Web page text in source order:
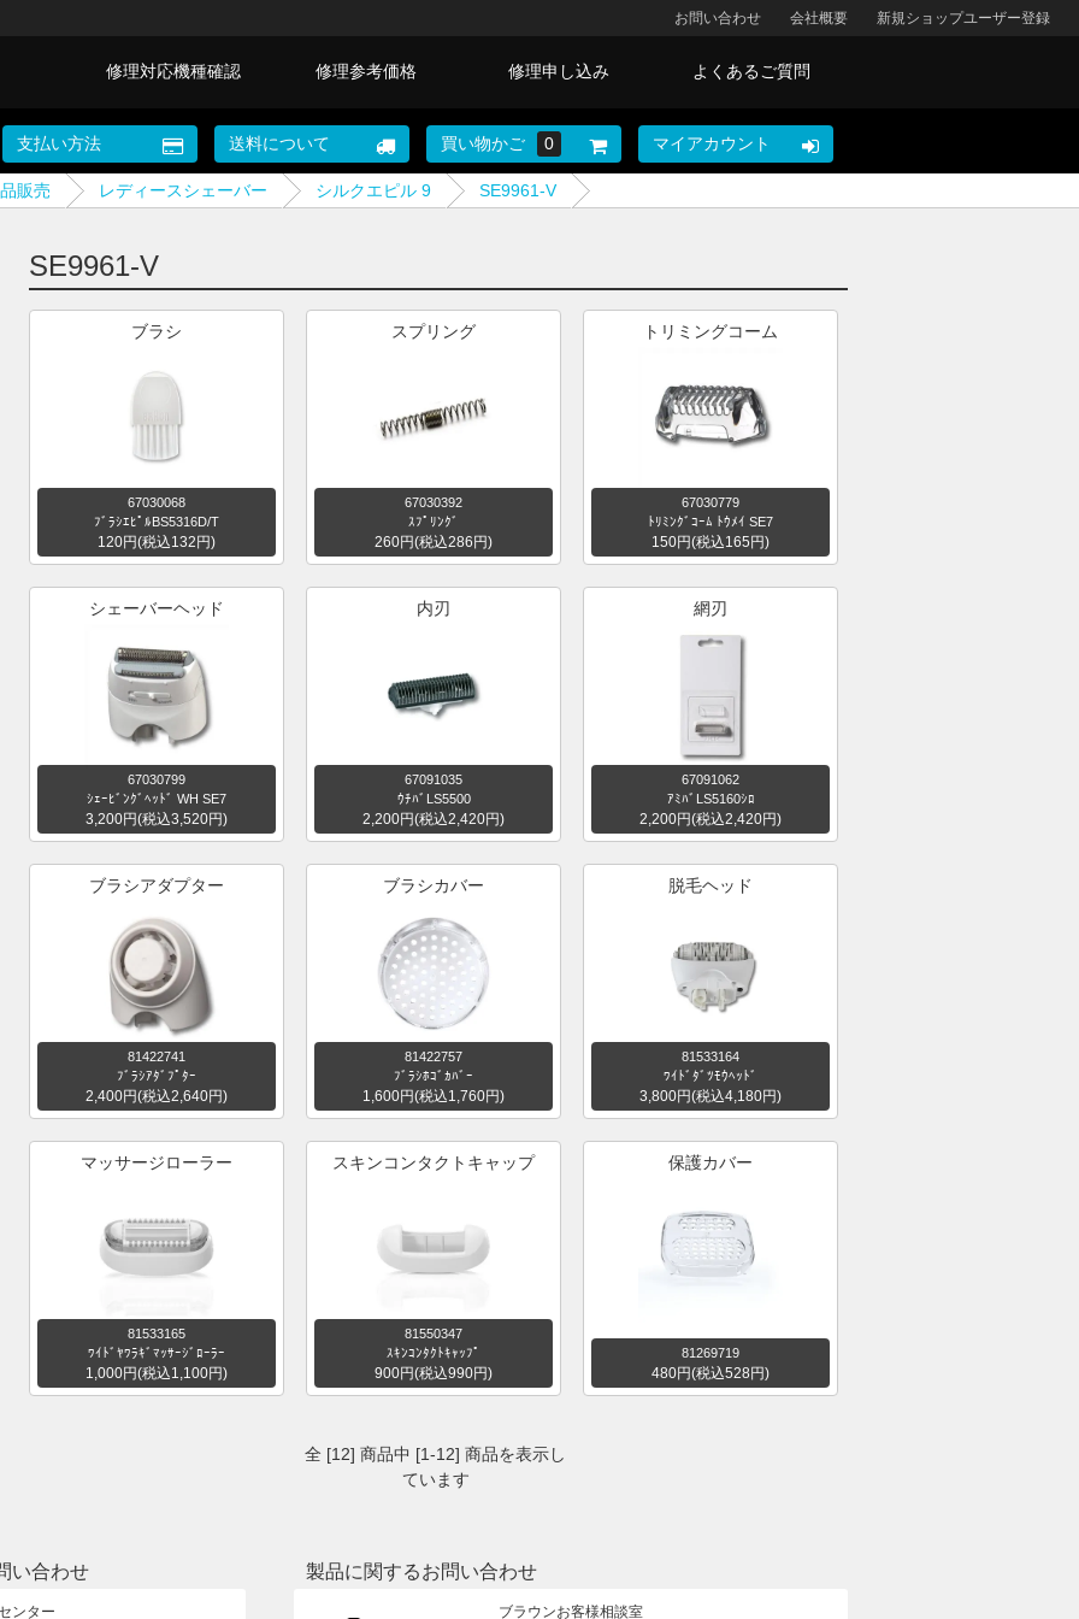
新規ショップユーザー登録
会社概要
お問い合わせ
修理対応機種確認 修理参考価格 修理申し込み よくあるご質問
支払い方法 送料について 買い物かご 0 マイアカウント
販売 レディースシェーバー シルクエピル 9 SE9961-V
SE9961-V
ブラシ
67030068
ﾌﾞﾗｼｴﾋﾟﾙBS5316D/T
120円(税込132円)
スプリング
67030392
ｽﾌﾟﾘﾝｸﾞ
260円(税込286円)
トリミングコーム
67030779
ﾄﾘﾐﾝｸﾞｺｰﾑ ﾄｳﾒｲ SE7
150円(税込165円)
シェーバーヘッド
67030799
ｼｪｰﾋﾞﾝｸﾞﾍｯﾄﾞ WH SE7
3,200円(税込3,520円)
内刃
67091035
ｳﾁﾊﾞLS5500
2,200円(税込2,420円)
網刃
67091062
ｱﾐﾊﾞLS5160ｼﾛ
2,200円(税込2,420円)
ブラシアダプター
81422741
ﾌﾞﾗｼｱﾀﾞﾌﾟﾀｰ
2,400円(税込2,640円)
ブラシカバー
81422757
ﾌﾞﾗｼﾎｺﾞｶﾊﾞｰ
1,600円(税込1,760円)
脱毛ヘッド
81533164
ﾜｲﾄﾞﾀﾞﾂﾓｳﾍｯﾄﾞ
3,800円(税込4,180円)
マッサージローラー
81533165
ﾜｲﾄﾞﾔﾜﾗｷﾞﾏｯｻｰｼﾞﾛｰﾗｰ
1,000円(税込1,100円)
スキンコンタクトキャップ
81550347
ｽｷﾝｺﾝﾀｸﾄｷｬｯﾌﾟ
900円(税込990円)
保護カバー
81269719
480円(税込528円)
全 [12] 商品中 [1-12] 商品を表示し
ています
い合わせ
ンター
製品に関するお問い合わせ
ブラウンお客様相談室